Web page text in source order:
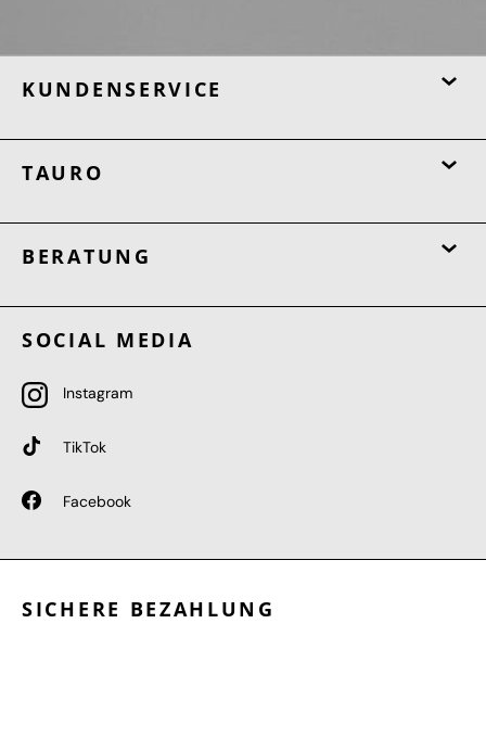
KUNDENSERVICE
TAURO
BERATUNG
SOCIAL MEDIA
Instagram
TikTok
Facebook
SICHERE BEZAHLUNG